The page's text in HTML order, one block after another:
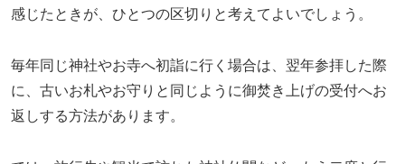
感じたときが、ひとつの区切りと考えてよいでしょう。
毎年同じ神社やお寺へ初詣に行く場合は、翌年参拝した際
に、古いお札やお守りと同じように御焚き上げの受付へお
返しする方法があります。